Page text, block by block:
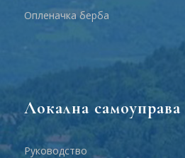
Опленачка берба
Локална самоуправа
Руководство